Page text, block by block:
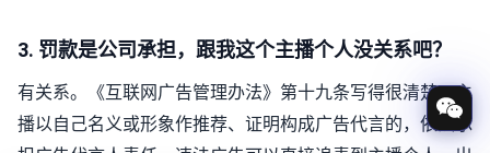
3. 罚款是公司承担，跟我这个主播个人没关系吧？
有关系。《互联网广告管理办法》第十九条写得很清楚，主
播以自己名义或形象作推荐、证明构成广告代言的，依法承